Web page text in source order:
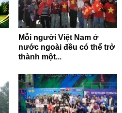
Mỗi người Việt Nam ở
nước ngoài đều có thể trở
thành một...